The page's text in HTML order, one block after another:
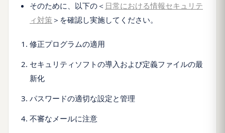
そのために、以下の＜ 日常における情報セキュリテ
ィ対策＞を確認し実施してください。
修正プログラムの適用
セキュリティソフトの導入および定義ファイルの最
新化
パスワードの適切な設定と管理
不審なメールに注意